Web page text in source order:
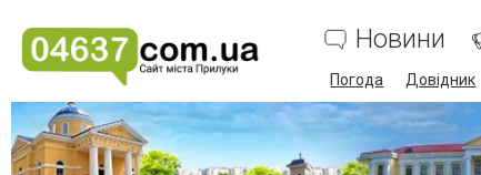
Новини
Погода Довідник